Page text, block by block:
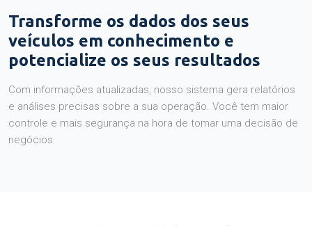
Transforme os dados dos seus
veículos em conhecimento e
potencialize os seus resultados
Com informações atualizadas, nosso sistema gera relatórios
e análises precisas sobre a sua operação. Você tem maior
controle e mais segurança na hora de tomar uma decisão de
negócios.